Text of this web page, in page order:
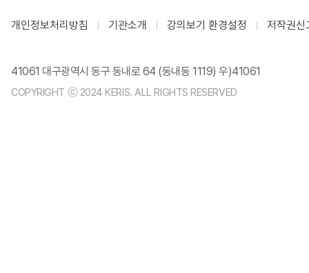
개인정보처리방침 기관소개 강의보기 환경설정 저작권신
41061 대구광역시 동구 동내로 64 (동내동 1119) 우)41061
COPYRIGHT ⓒ 2024 KERIS. ALL RIGHTS RESERVED